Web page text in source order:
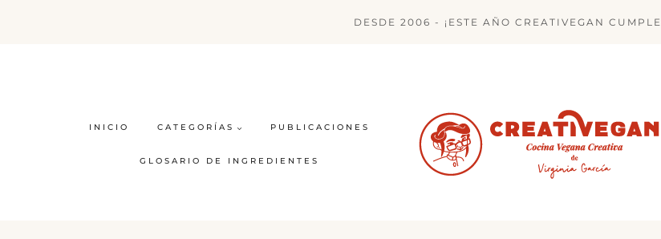
DESDE 2006 - ¡ESTE AÑO CREATIVEGAN CUMPLE
INICIO CATEGORÍAS PUBLICACIONES
GLOSARIO DE INGREDIENTES